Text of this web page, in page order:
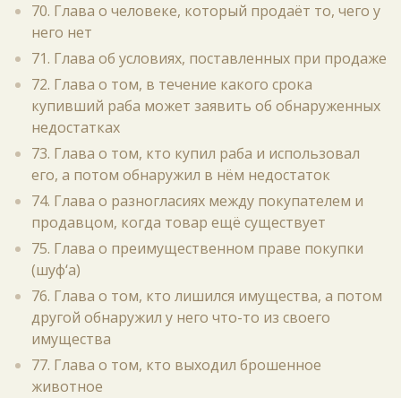
70. Глава о человеке, который продаёт то, чего у
него нет
71. Глава об условиях, поставленных при продаже
72. Глава о том, в течение какого срока
купивший раба может заявить об обнаруженных
недостатках
73. Глава о том, кто купил раба и использовал
его, а потом обнаружил в нём недостаток
74. Глава о разногласиях между покупателем и
продавцом, когда товар ещё существует
75. Глава о преимущественном праве покупки
(шуф‘а)
76. Глава о том, кто лишился имущества, а потом
другой обнаружил у него что-то из своего
имущества
77. Глава о том, кто выходил брошенное
животное